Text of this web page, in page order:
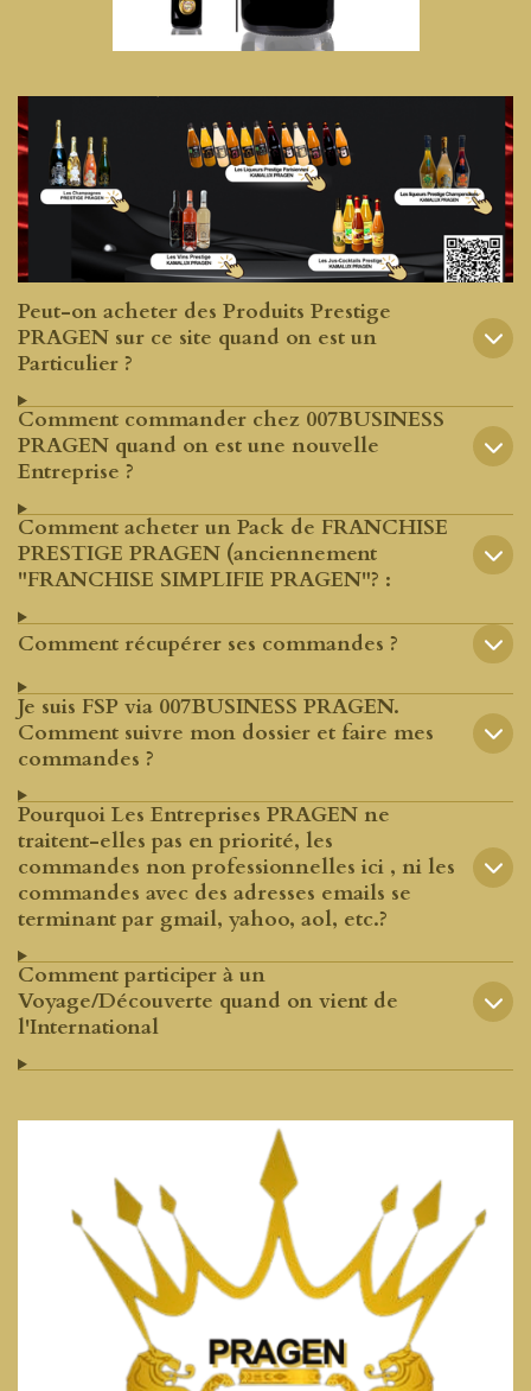
Peut-on acheter des Produits Prestige
PRAGEN sur ce site quand on est un
Particulier ?
Comment commander chez 007BUSINESS
PRAGEN quand on est une nouvelle
Entreprise ?
Comment acheter un Pack de FRANCHISE
PRESTIGE PRAGEN (anciennement
"FRANCHISE SIMPLIFIE PRAGEN"? :
Comment récupérer ses commandes ?
Je suis FSP via 007BUSINESS PRAGEN.
Comment suivre mon dossier et faire mes
commandes ?
Pourquoi Les Entreprises PRAGEN ne
traitent-elles pas en priorité, les
commandes non professionnelles ici , ni les
commandes avec des adresses emails se
terminant par gmail, yahoo, aol, etc.?
Comment participer à un
Voyage/Découverte quand on vient de
l'International